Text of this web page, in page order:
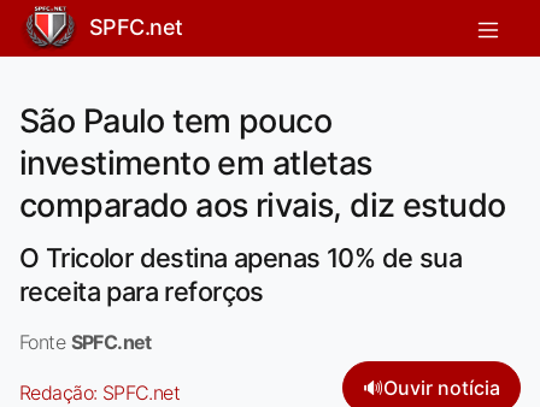
SPFC.net
São Paulo tem pouco
investimento em atletas
comparado aos rivais, diz estudo
O Tricolor destina apenas 10% de sua
receita para reforços
Fonte SPFC.net
Redação: SPFC.net 🔊Ouvir notícia